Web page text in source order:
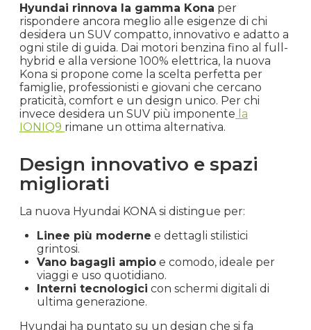
Hyundai rinnova la gamma Kona per
rispondere ancora meglio alle esigenze di chi
desidera un SUV compatto, innovativo e adatto a
ogni stile di guida. Dai motori benzina fino al full-
hybrid e alla versione 100% elettrica, la nuova
Kona si propone come la scelta perfetta per
famiglie, professionisti e giovani che cercano
praticità, comfort e un design unico. Per chi
invece desidera un SUV più imponente la
IONIQ9 rimane un ottima alternativa.
Design innovativo e spazi
migliorati
La nuova Hyundai KONA si distingue per:
Linee più moderne e dettagli stilistici
grintosi.
Vano bagagli ampio e comodo, ideale per
viaggi e uso quotidiano.
Interni tecnologici con schermi digitali di
ultima generazione.
Hyundai ha puntato su un design che si fa